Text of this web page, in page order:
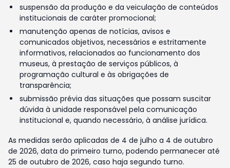
suspensão da produção e da veiculação de conteúdos
institucionais de caráter promocional;
manutenção apenas de notícias, avisos e
comunicados objetivos, necessários e estritamente
informativos, relacionados ao funcionamento dos
museus, à prestação de serviços públicos, à
programação cultural e às obrigações de
transparência;
submissão prévia das situações que possam suscitar
dúvida à unidade responsável pela comunicação
institucional e, quando necessário, à análise jurídica.
As medidas serão aplicadas de 4 de julho a 4 de outubro
de 2026, data do primeiro turno, podendo permanecer até
25 de outubro de 2026, caso haja segundo turno.